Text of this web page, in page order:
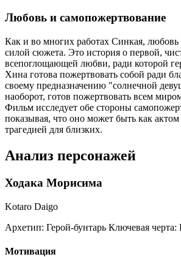
Любовь и самопожертвование
Как и во многих работах Синкая, любовь
силой сюжета. Это история о первой,
всепоглощающей любви, ради которой
Хина готова пожертвовать собой ради
своему предназначению "солнечной
наоборот, готов пожертвовать всем
Фильм исследует обе стороны
показывая, что оно может быть как актом
трагедией для близких.
Анализ персонажей
Ходака Морисима
Kotaro Daigo
Архетип: Герой-бунтарь Ключевая черта:
Мотивация